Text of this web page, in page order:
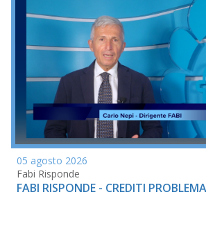
05 agosto 2026
Fabi Risponde
FABI RISPONDE - CREDITI